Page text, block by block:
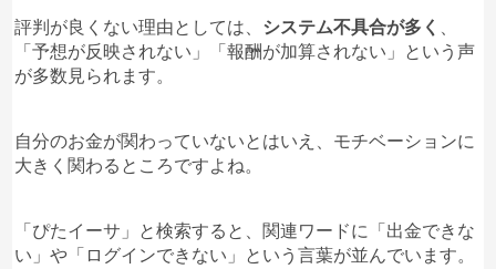
評判が良くない理由としては、 システム不具合が多く
「予想が反映されない」「報酬が加算されない」という声
が多数見られます。
自分のお金が関わっていないとはいえ、モチベーションに
大きく関わるところですよね。
「ぴたイーサ」と検索すると、関連ワードに「出金できな
い」や「ログインできない」という言葉が並んでいます。